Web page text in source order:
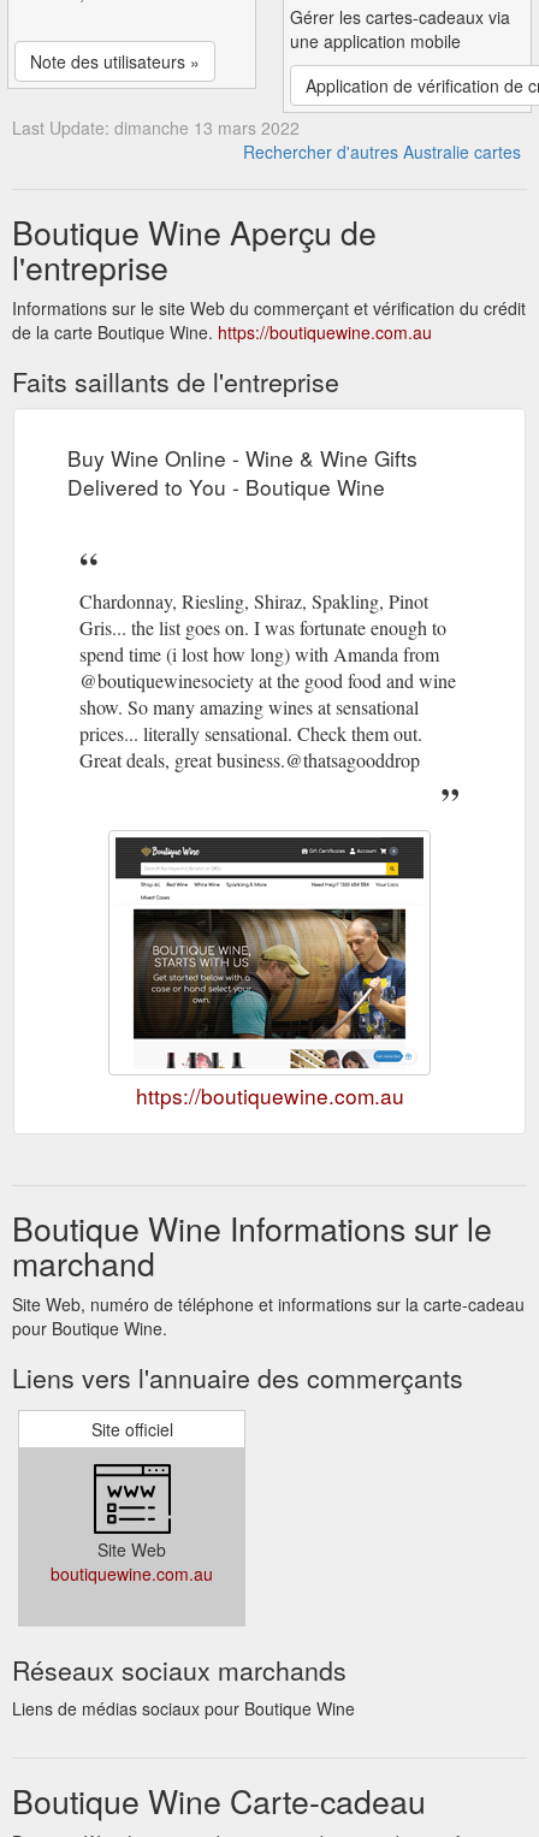
Note des utilisateurs »
Gérer les cartes-cadeaux via
une application mobile
Application de vérification de
Last Update: dimanche 13 mars 2022
Rechercher d'autres Australie cartes
Boutique Wine Aperçu de
l'entreprise
Informations sur le site Web du commerçant et vérification du crédit
de la carte Boutique Wine. https://boutiquewine.com.au
Faits saillants de l'entreprise
Buy Wine Online - Wine & Wine Gifts
Delivered to You - Boutique Wine
Chardonnay, Riesling, Shiraz, Spakling, Pinot
Gris... the list goes on. I was fortunate enough to
spend time (i lost how long) with Amanda from
@boutiquewinesociety at the good food and wine
show. So many amazing wines at sensational
prices... literally sensational. Check them out.
Great deals, great business.@thatsagooddrop
https://boutiquewine.com.au
Boutique Wine Informations sur le
marchand
Site Web, numéro de téléphone et informations sur la carte-cadeau
pour Boutique Wine.
Liens vers l'annuaire des commerçants
Site officiel
Site Web
boutiquewine.com.au
Réseaux sociaux marchands
Liens de médias sociaux pour Boutique Wine
Boutique Wine Carte-cadeau